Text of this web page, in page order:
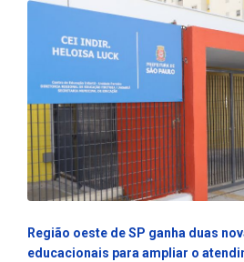
Região oeste de SP ganha duas
educacionais para ampliar o